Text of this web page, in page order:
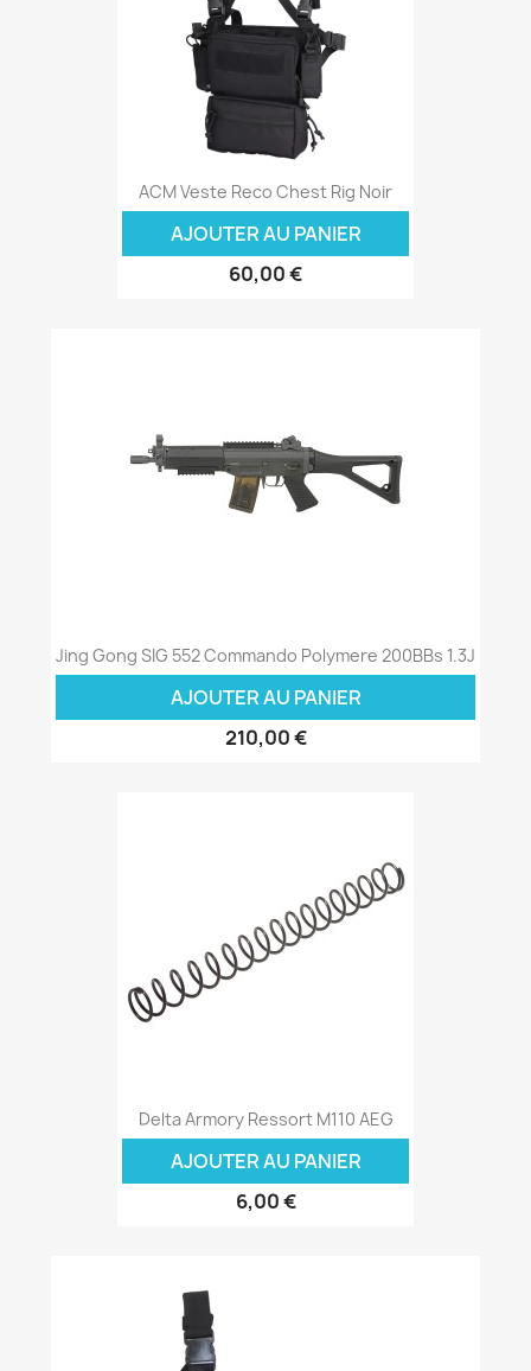
ACM Veste Reco Chest Rig Noir
AJOUTER AU PANIER
60,00 €
Jing Gong SIG 552 Commando Polymere 200BBs 1.3J
AJOUTER AU PANIER
210,00 €
Delta Armory Ressort M110 AEG
AJOUTER AU PANIER
6,00 €